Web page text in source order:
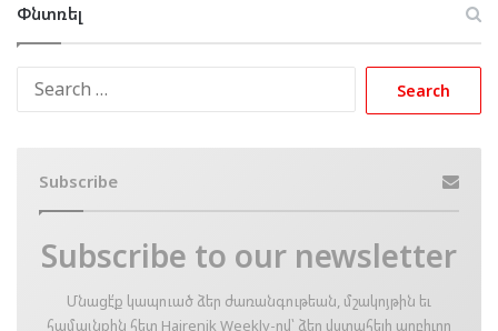
Փնտռել
Subscribe
Subscribe to our newsletter
Մնացէ՛ք կապուած ձեր ժառանգութեան, մշակոյթին եւ
համայնքին հետ Hairenik Weekly-ով՝ ձեր վստահելի աղբիւրը